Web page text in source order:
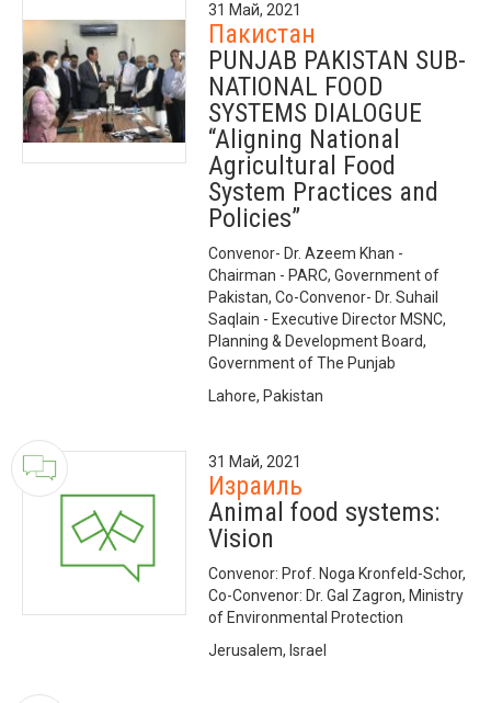
31 Май, 2021
Пакистан
PUNJAB PAKISTAN SUB-
NATIONAL FOOD
SYSTEMS DIALOGUE
“Aligning National
Agricultural Food
System Practices and
Policies”
Convenor- Dr. Azeem Khan -
Chairman - PARC, Government of
Pakistan, Co-Convenor- Dr. Suhail
Saqlain - Executive Director MSNC,
Planning & Development Board,
Government of The Punjab
Lahore, Pakistan
31 Май, 2021
Израиль
Animal food systems:
Vision
Convenor: Prof. Noga Kronfeld-Schor,
Co-Convenor: Dr. Gal Zagron, Ministry
of Environmental Protection
Jerusalem, Israel